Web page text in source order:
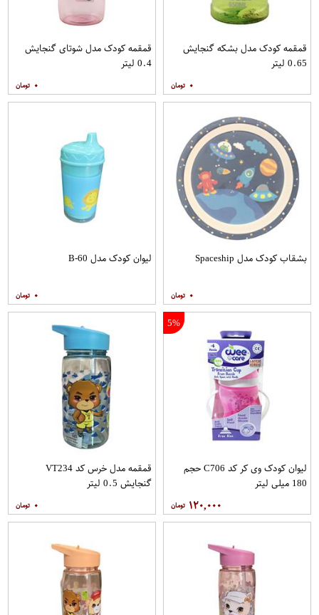
قمقمه کودک مدل بشکه گنجایش
0.65 لیتر
۰
قمقمه کودک مدل شوتای گنجایش
0.4 لیتر
۰
بشقاب کودک مدل Spaceship
۰
لیوان کودک مدل B-60
۰
5%
لیوان کودک وی کر کد C706 حجم
180 میلی لیتر
۱۲۰,۰۰۰
قمقمه مدل خرس کد VT234
گنجایش 0.5 لیتر
۰